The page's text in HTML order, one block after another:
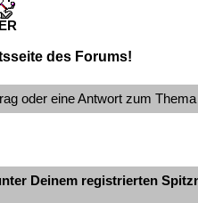
des Forums!
oder eine Antwort zum
Deinem registrierten